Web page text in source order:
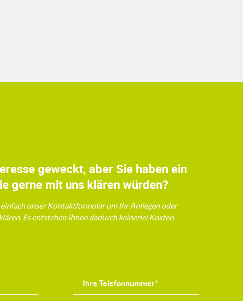
geweckt, aber Sie haben ein
gerne mit uns klären würden?
unser Kontaktformular um Ihr Anliegen oder
Es entstehen Ihnen dadurch keinerlei Kosten.